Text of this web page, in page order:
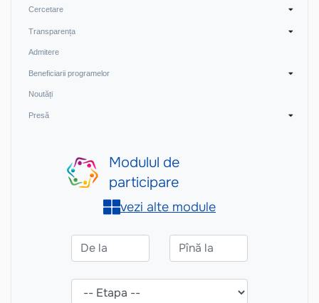
Cercetare
Transparența
Admitere
Beneficiarii programelor
Noutăți
Presă